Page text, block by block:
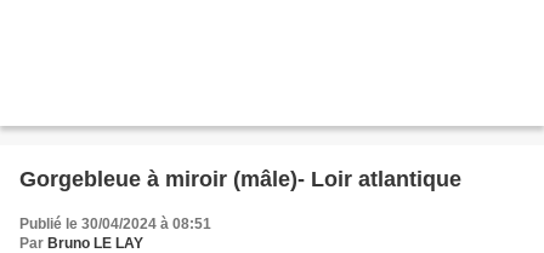
Gorgebleue à miroir (mâle)- Loir atlantique
Publié le 30/04/2024 à 08:51
Par Bruno LE LAY